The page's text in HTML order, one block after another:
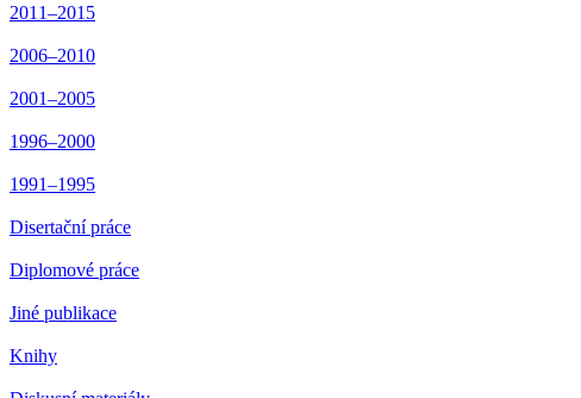
2011–2015
2006–2010
2001–2005
1996–2000
1991–1995
Disertační práce
Diplomové práce
Jiné publikace
Knihy